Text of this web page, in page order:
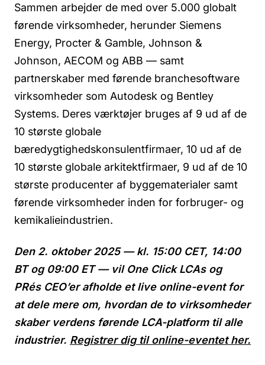
Sammen arbejder de med over 5.000 globalt
førende virksomheder, herunder Siemens
Energy, Procter & Gamble, Johnson &
Johnson, AECOM og ABB — samt
partnerskaber med førende branchesoftware
virksomheder som Autodesk og Bentley
Systems. Deres værktøjer bruges af 9 ud af de
10 største globale
bæredygtighedskonsulentfirmaer, 10 ud af de
10 største globale arkitektfirmaer, 9 ud af de 10
største producenter af byggematerialer samt
førende virksomheder inden for forbruger- og
kemikalieindustrien.
Den 2. oktober 2025 — kl. 15:00 CET, 14:00
BT og 09:00 ET — vil One Click LCAs og
PRés CEO’er afholde et live online-event for
at dele mere om, hvordan de to virksomheder
skaber verdens førende LCA-platform til alle
industrier. Registrer dig til online-eventet her.